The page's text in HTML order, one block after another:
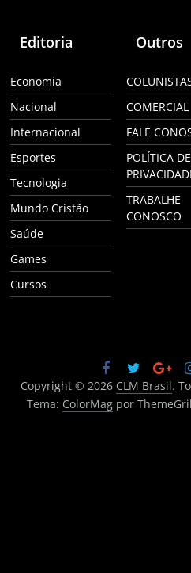
Editoria
Economia
Nacional
Internacional
Esportes
Tecnologia
Mundo Cristão
Saúde
Games
Cursos
Outros
COMERCIAL
FALE
POLÍTICA DE
TRABALHE
CONOSCO
Copyright © 2026 CLM Brasil.
Tema: ColorMagpor